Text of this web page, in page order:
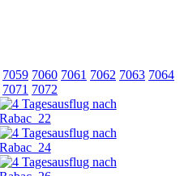
7059 7060 7061 7062 7063 7064
7071 7072